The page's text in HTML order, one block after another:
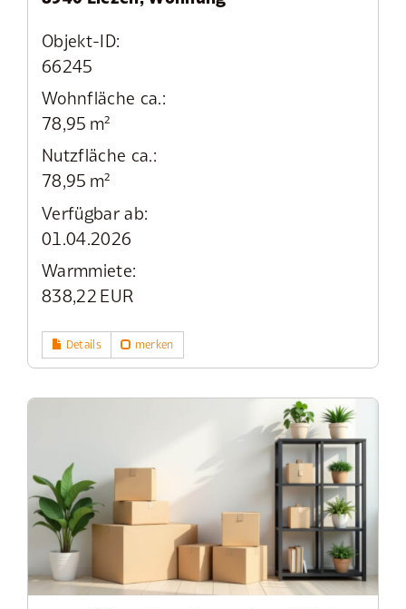
Objekt-ID:
66245
Wohnfläche ca.:
78,95 m²
Nutzfläche ca.:
78,95 m²
Verfügbar ab:
01.04.2026
Warmmiete:
838,22 EUR
Details merken